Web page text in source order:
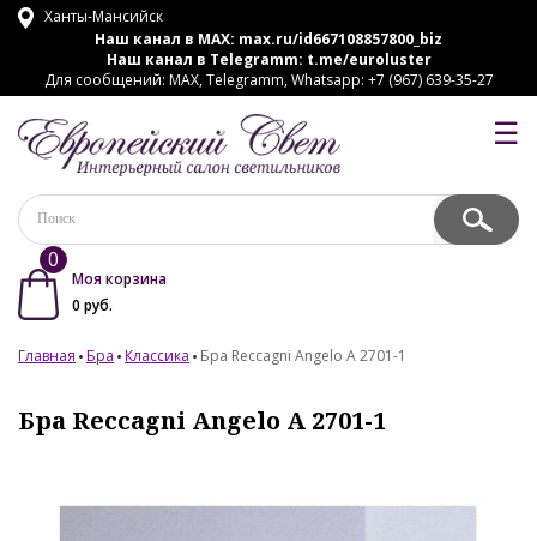
Ханты-Мансийск
Наш канал в MAX: max.ru/id667108857800_biz
Наш канал в Telegramm: t.me/euroluster
Для сообщений: MAX, Telegramm, Whatsapp: +7 (967) 639-35-27
☰
0
Моя корзина
0 руб.
Главная Бра Классика Бра Reccagni Angelo A 2701-1
Бра Reccagni Angelo A 2701-1